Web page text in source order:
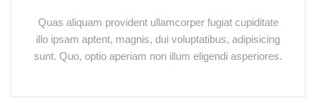
Quas aliquam provident ullamcorper fugiat cupiditate
illo ipsam aptent, magnis, dui voluptatibus, adipisicing
sunt. Quo, optio aperiam non illum eligendi asperiores.